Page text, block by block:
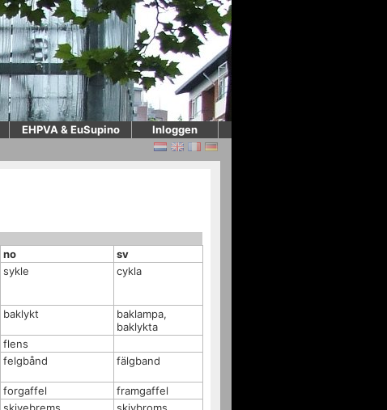
EHPVA & EuSupino Inloggen
no
sv
sykle cykla
baklykt
baklampa,
baklykta
flens
felgbånd fälgband
forgaffel
framgaffel